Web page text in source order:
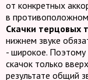
от конкретных
Скачки терцовых
нижнем звуке
- широкое. Поэтому
скачок только